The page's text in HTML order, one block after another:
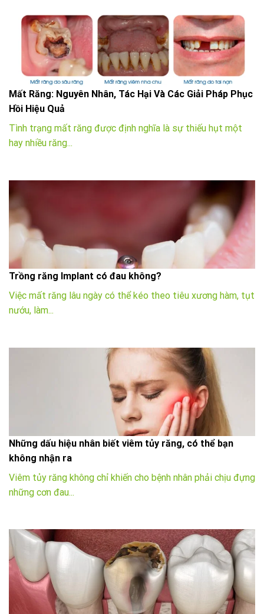
Mất Răng: Nguyên Nhân, Tác Hại Và Các Giải Pháp Phục
Hồi Hiệu Quả
Tình trạng mất răng được định nghĩa là sự thiếu hụt một
hay nhiều răng...
Trồng răng Implant có đau không?
Việc mất răng lâu ngày có thể kéo theo tiêu xương hàm, tụt
nướu, làm...
Những dấu hiệu nhân biết viêm tủy răng, có thể bạn
không nhận ra
Viêm tủy răng không chỉ khiến cho bệnh nhân phải chịu đựng
những cơn đau...